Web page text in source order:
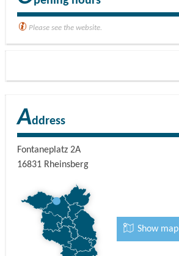
Please see the website.
Address
Fontaneplatz 2A
16831 Rheinsberg
Show map